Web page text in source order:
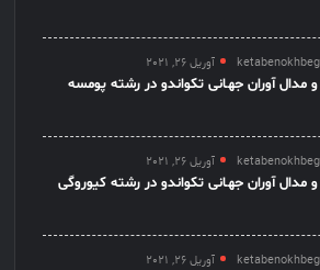
آوریل 26, 2021
و مدال آوران جهـانی تکواندو در رشته پومسه
آوریل 26, 2021
و مدال آوران جهـانی تکواندو در رشته کیوروگی
آوریل 26, 2021